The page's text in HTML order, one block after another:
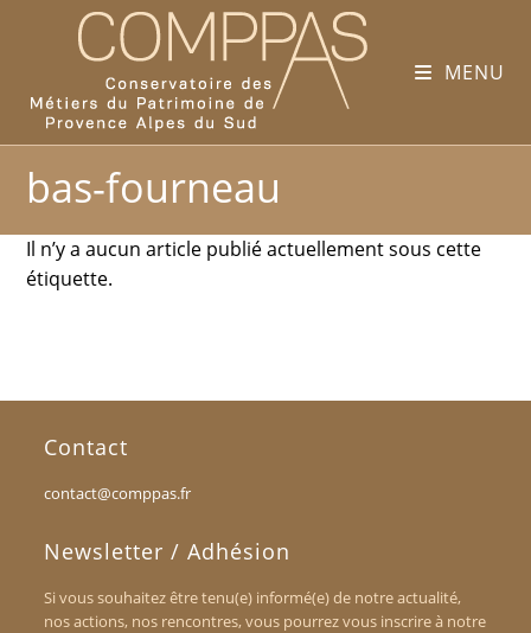
MENU
bas-fourneau
Il n’y a aucun article publié actuellement sous cette
étiquette.
Contact
contact@comppas.fr
Newsletter / Adhésion
Si vous souhaitez être tenu(e) informé(e) de notre actualité,
nos actions, nos rencontres, vous pourrez vous inscrire à notre